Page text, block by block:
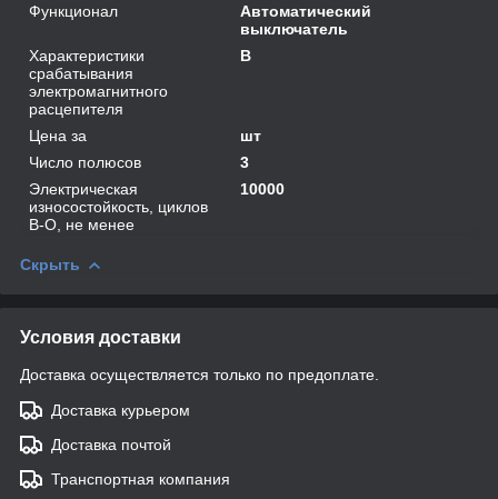
Функционал
Автоматический
выключатель
Характеристики
срабатывания
электромагнитного
расцепителя
B
Цена за
шт
Число полюсов
3
Электрическая
износостойкость, циклов
В-О, не менее
10000
Скрыть
Условия доставки
Доставка осуществляется только по предоплате.
Доставка курьером
Доставка почтой
Транспортная компания